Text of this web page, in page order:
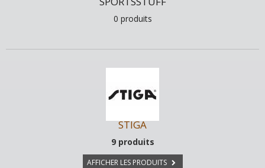
0 produits
STIGA
9 produits
AFFICHER LES PRODUITS